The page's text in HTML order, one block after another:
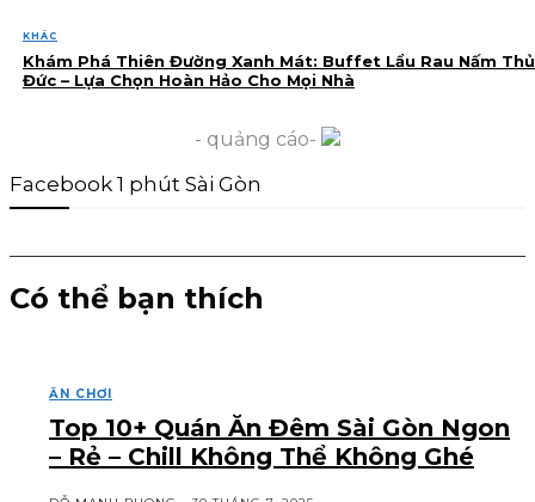
KHÁC
Khám Phá Thiên Đường Xanh Mát: Buffet Lẩu Rau Nấm Thủ
Đức – Lựa Chọn Hoàn Hảo Cho Mọi Nhà
- quảng cáo-
Facebook 1 phút Sài Gòn
Có thể bạn thích
ĂN CHƠI
Top 10+ Quán Ăn Đêm Sài Gòn Ngon
– Rẻ – Chill Không Thể Không Ghé